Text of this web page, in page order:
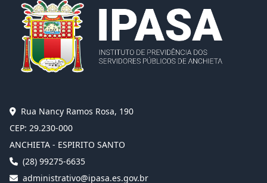
Rua Nancy Ramos Rosa, 190
CEP: 29.230-000
ANCHIETA - ESPIRITO SANTO
(28) 99275-6635
administrativo@ipasa.es.gov.br